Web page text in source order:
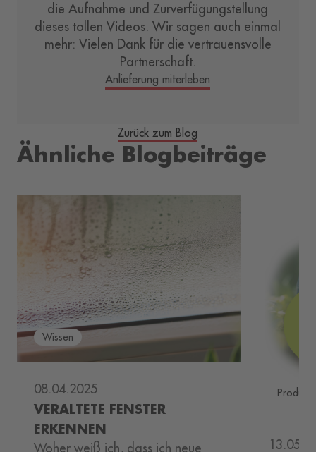
die Aufnahme und Zurverfügungstellung
dieses tollen Videos. Wir sagen auch einmal
mehr: Vielen Dank für die vertrauensvolle
Partnerschaft.
Anlieferung miterleben
Zurück zum Blog
Ähnliche Blogbeiträge
Wissen
08.04.2025
VERALTETE FENSTER
ERKENNEN
Woher weiß ich, dass ich neue